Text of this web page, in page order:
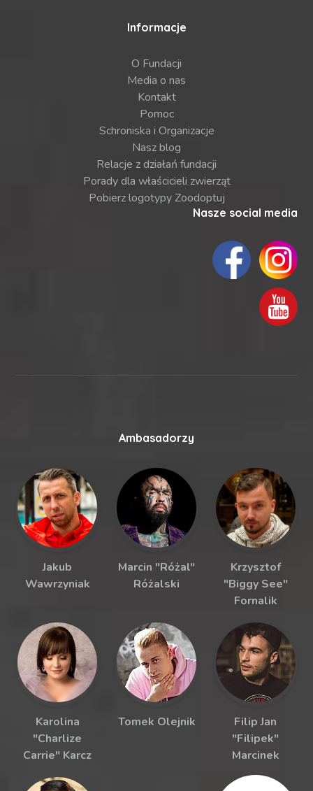
Informacje
O Fundacji
Media o nas
Kontakt
Pomoc
Schroniska i Organizacje
Nasz blog
Relacje z działań fundacji
Porady dla właścicieli zwierząt
Pobierz logotypy Zoodoptuj
Nasze social media
Ambasadorzy
Jakub
Wawrzyniak
Marcin "Różal"
Różalski
Krzysztof
"Biggy See"
Fornalik
Karolina
"Charlize
Carrie" Karcz
Tomek Olejnik
Filip Jan
"Filipek"
Marcinek